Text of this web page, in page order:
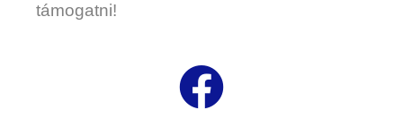
támogatni!